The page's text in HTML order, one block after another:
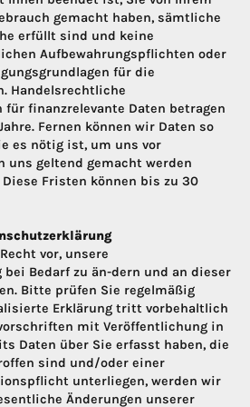
gemacht haben, sämtliche
erfüllt sind und keine
Aufbewahrungspflichten oder
für die
Handelsrechtliche
finanzrelevante Daten betragen
Fernen können wir Daten so
es nötig ist, um uns vor
uns geltend gemacht werden
Fristen können bis zu 30
vor, unsere
Bedarf zu än-dern und an dieser
Bitte prüfen Sie regelmäßig
Erklärung tritt vorbehaltlich
mit Veröffentlichung in
Daten über Sie erfasst haben, die
sind und/oder einer
unterliegen, werden wir
Änderungen unserer